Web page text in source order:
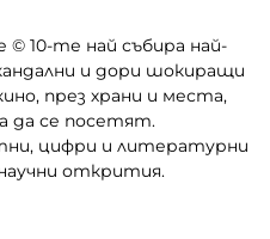
10-те най събира най-
и дори шокиращи
през храни и места,
да се посетят.
цифри и литературни
открития.